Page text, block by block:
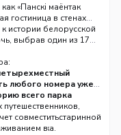
«Панскі маёнтак
гостиница в стенах
истории белорусской
выбрав один из 17
любого номера уже
всего парка
Это самый
в атмосферу старинной
от Минска.
совместить
в